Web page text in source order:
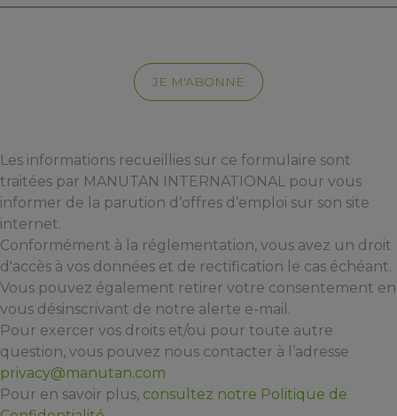
JE M'ABONNE
Les informations recueillies sur ce formulaire sont
traitées par MANUTAN INTERNATIONAL pour vous
informer de la parution d’offres d’emploi sur son site
internet.
Conformément à la réglementation, vous avez un droit
d'accès à vos données et de rectification le cas échéant.
Vous pouvez également retirer votre consentement en
vous désinscrivant de notre alerte e-mail.
Pour exercer vos droits et/ou pour toute autre
question, vous pouvez nous contacter à l’adresse
privacy@manutan.com
Pour en savoir plus, consultez notre Politique de